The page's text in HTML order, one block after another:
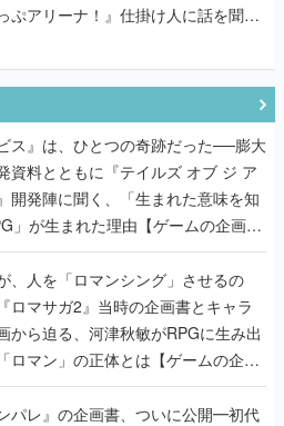
ぷアリーナ！』仕掛け人に話を聞い
ス』は、ひとつの奇跡だった──膨大
資料とともに『テイルズ オブ ジ ア
開発陣に聞く、「生まれた意味を知
」が生まれた理由【ゲームの企画
、人を「ロマンシング」させるの
ロマサガ2』当時の企画書とキャラ
から迫る、河津秋敏がRPGに生み出
ロマン」の正体とは【ゲームの企画
ンパレ』の企画書、ついに公開━初代